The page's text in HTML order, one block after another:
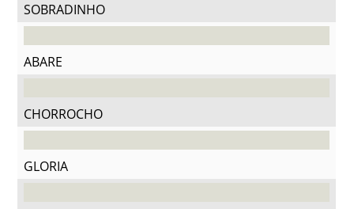
SOBRADINHO
ABARE
CHORROCHO
GLORIA